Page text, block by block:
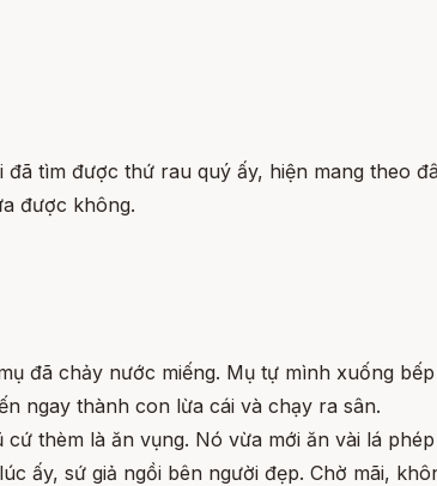
tìm được thứ rau quý ấy, hiện mang theo
được không.
đã chảy nước miếng. Mụ tự mình xuống
ngay thành con lừa cái và chạy ra sân.
thèm là ăn vụng. Nó vừa mới ăn vài lá
ấy, sứ giả ngồi bên người đẹp. Chờ mãi,